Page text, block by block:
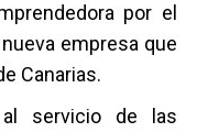
por el
empresa que
Canarias.
servicio de las